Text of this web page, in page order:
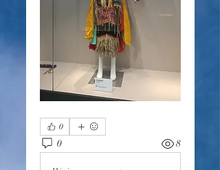
0
0 8